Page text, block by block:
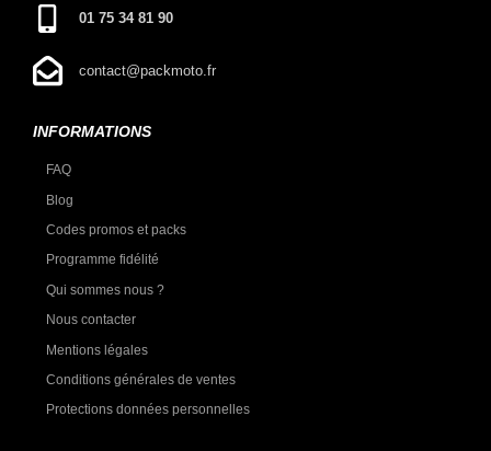
01 75 34 81 90
contact@packmoto.fr
INFORMATIONS
FAQ
Blog
Codes promos et packs
Programme fidélité
Qui sommes nous ?
Nous contacter
Mentions légales
Conditions générales de ventes
Protections données personnelles